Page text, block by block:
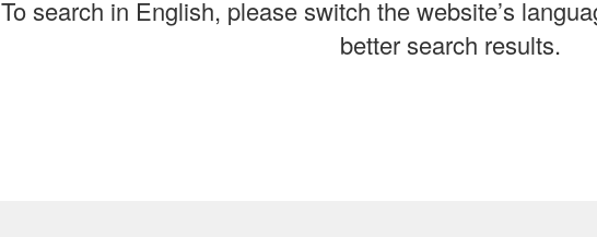
To search in English, please switch the website’s
better search results.